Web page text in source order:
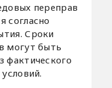
переправ
согласно
Сроки
могут быть
фактического